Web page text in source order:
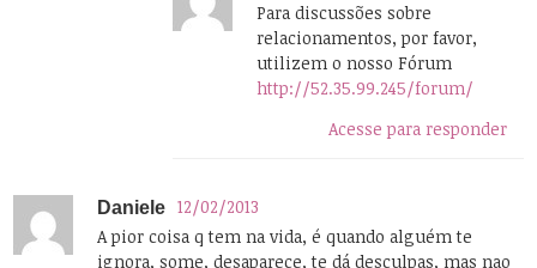
Para discussões sobre
relacionamentos, por favor,
utilizem o nosso Fórum
http://52.35.99.245/forum/
Acesse para responder
Daniele
12/02/2013
A pior coisa q tem na vida, é quando alguém te
ignora, some, desaparece, te dá desculpas, mas nao